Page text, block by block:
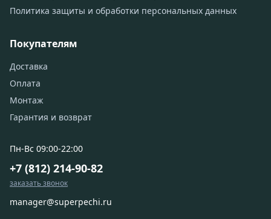
Политика защиты и обработки персональных данных
Покупателям
Доставка
Оплата
Монтаж
Гарантия и возврат
Пн-Вс 09:00-22:00
+7 (812) 214-90-82
заказать звонок
manager@superpechi.ru